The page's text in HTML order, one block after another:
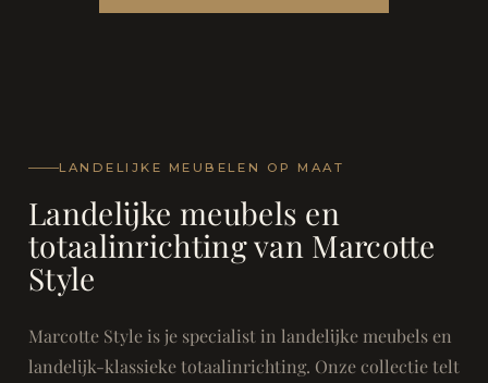
LANDELIJKE MEUBELEN OP MAAT
Landelijke meubels en
totaalinrichting van Marcotte
Style
Marcotte Style is je specialist in landelijke meubels en
landelijk-klassieke totaalinrichting. Onze collectie telt